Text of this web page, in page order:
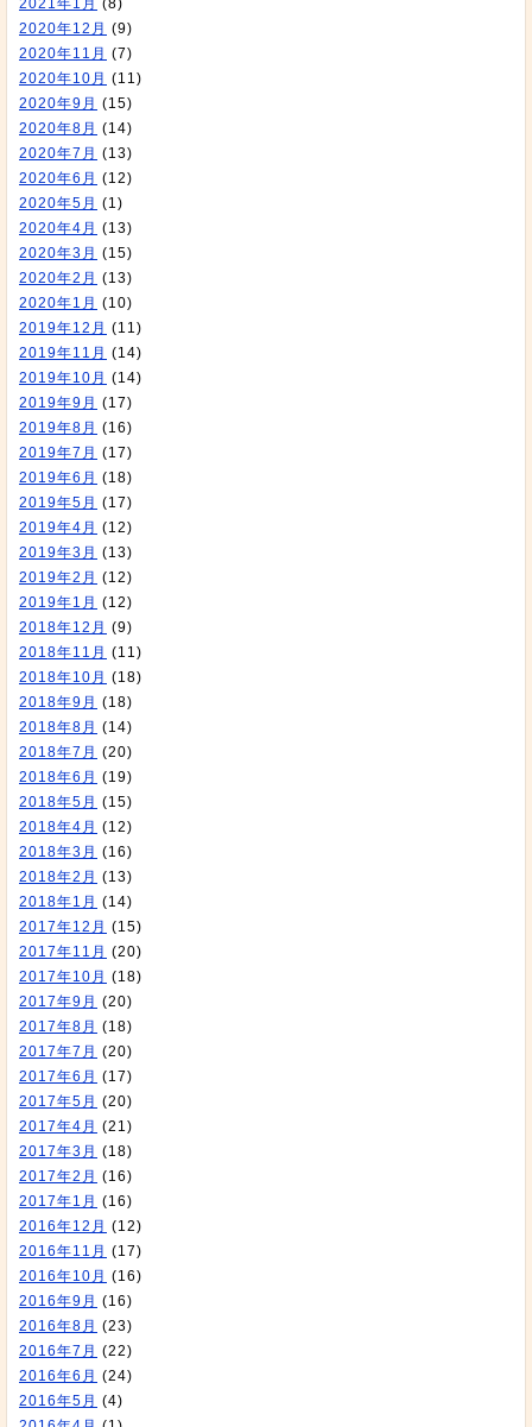
2021年1月 (8)
2020年12月 (9)
2020年11月 (7)
2020年10月 (11)
2020年9月 (15)
2020年8月 (14)
2020年7月 (13)
2020年6月 (12)
2020年5月 (1)
2020年4月 (13)
2020年3月 (15)
2020年2月 (13)
2020年1月 (10)
2019年12月 (11)
2019年11月 (14)
2019年10月 (14)
2019年9月 (17)
2019年8月 (16)
2019年7月 (17)
2019年6月 (18)
2019年5月 (17)
2019年4月 (12)
2019年3月 (13)
2019年2月 (12)
2019年1月 (12)
2018年12月 (9)
2018年11月 (11)
2018年10月 (18)
2018年9月 (18)
2018年8月 (14)
2018年7月 (20)
2018年6月 (19)
2018年5月 (15)
2018年4月 (12)
2018年3月 (16)
2018年2月 (13)
2018年1月 (14)
2017年12月 (15)
2017年11月 (20)
2017年10月 (18)
2017年9月 (20)
2017年8月 (18)
2017年7月 (20)
2017年6月 (17)
2017年5月 (20)
2017年4月 (21)
2017年3月 (18)
2017年2月 (16)
2017年1月 (16)
2016年12月 (12)
2016年11月 (17)
2016年10月 (16)
2016年9月 (16)
2016年8月 (23)
2016年7月 (22)
2016年6月 (24)
2016年5月 (4)